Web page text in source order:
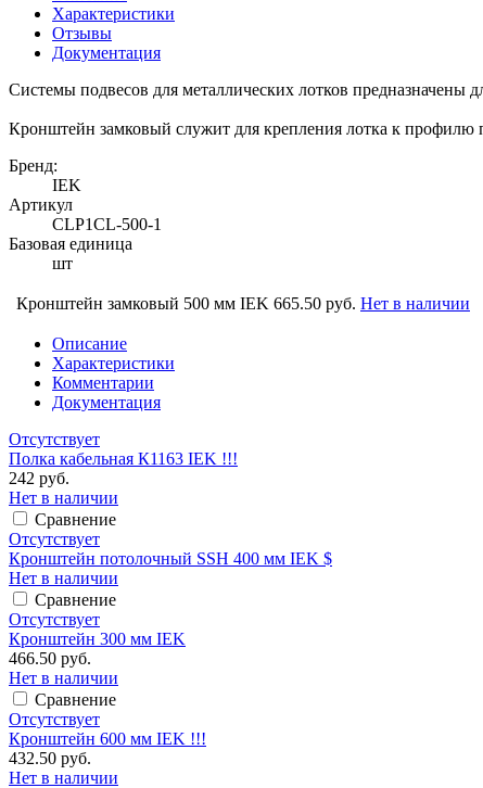
Характеристики
Отзывы
Документация
Системы подвесов для металлических лотков предназначены
Кронштейн замковый служит для крепления лотка к профилю
Бренд:
IEK
Артикул
CLP1CL-500-1
Базовая единица
шт
Кронштейн замковый 500 мм IEK 665.50 руб. Нет в наличии
Описание
Характеристики
Комментарии
Документация
Отсутствует
Полка кабельная К1163 IEK !!!
242 руб.
Нет в наличии
Сравнение
Отсутствует
Кронштейн потолочный SSH 400 мм IEK $
Нет в наличии
Сравнение
Отсутствует
Кронштейн 300 мм IEK
466.50 руб.
Нет в наличии
Сравнение
Отсутствует
Кронштейн 600 мм IEK !!!
432.50 руб.
Нет в наличии